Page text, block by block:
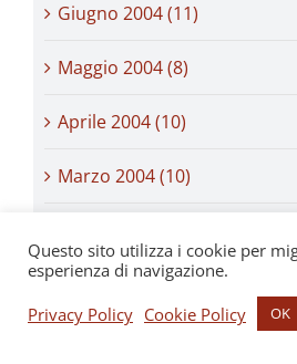
Giugno 2004 (11)
Maggio 2004 (8)
Aprile 2004 (10)
Marzo 2004 (10)
Gennaio 2004 (10)
Questo sito utilizza i cookie per
esperienza di navigazione.
Privacy Policy Cookie Policy OK